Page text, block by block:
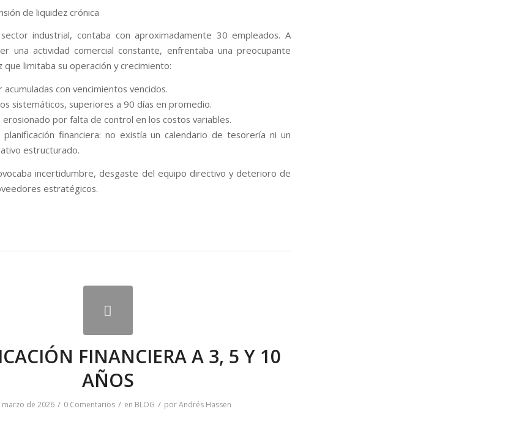
de liquidez crónica
industrial, contaba con aproximadamente 30 empleados. A
una actividad comercial constante, enfrentaba una preocupante
que limitaba su operación y crecimiento:
con vencimientos vencidos.
sistemáticos, superiores a 90 días en promedio.
por falta de control en los costos variables.
financiera: no existía un calendario de tesorería ni un
estructurado.
incertidumbre, desgaste del equipo directivo y deterioro de
estratégicos.
FINANCIERA A 3, 5 Y 10
AÑOS
marzo de 2026 / 0 Comentarios / en BLOG / porAndrés Hassen